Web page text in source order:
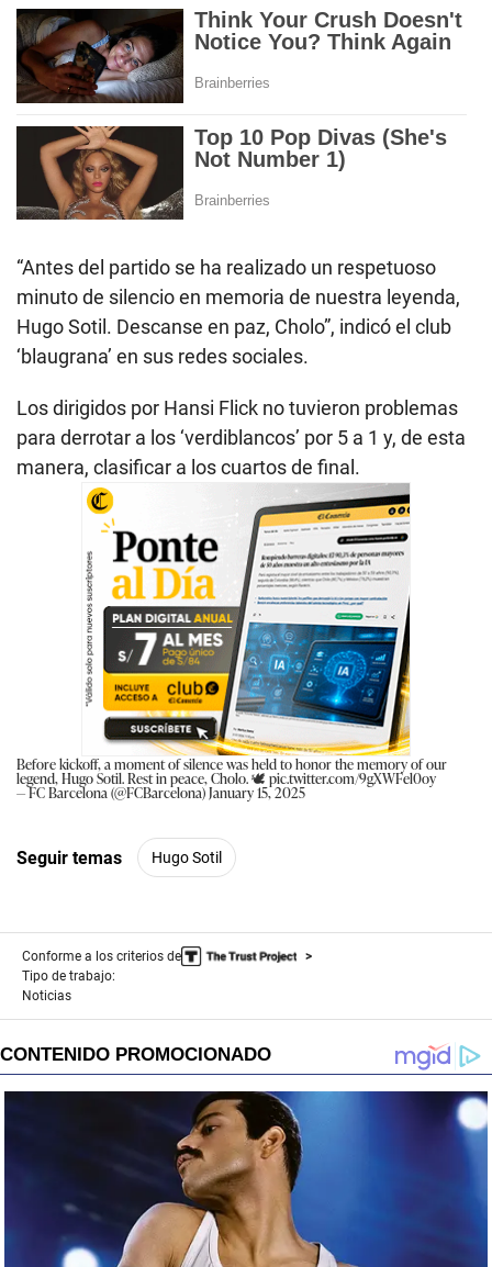
“Antes del partido se ha realizado un respetuoso
minuto de silencio en memoria de nuestra leyenda,
Hugo Sotil. Descanse en paz, Cholo”, indicó el club
‘blaugrana’ en sus redes sociales.
Los dirigidos por Hansi Flick no tuvieron problemas
para derrotar a los ‘verdiblancos’ por 5 a 1 y, de esta
manera, clasificar a los cuartos de final.
Before kickoff, a moment of silence was held to honor the memory of our
legend, Hugo Sotil. Rest in peace, Cholo. 🕊️ pic.twitter.com/9gXWFel0oy
— FC Barcelona (@FCBarcelona)January 15, 2025
Seguir temas Hugo Sotil
Conforme a los criterios de
Tipo de trabajo:
Noticias